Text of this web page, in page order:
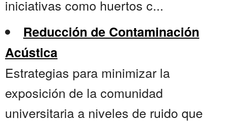
iniciativas como huertos c...
Reducción de Contaminación
Acústica
Estrategias para minimizar la
exposición de la comunidad
universitaria a niveles de ruido que